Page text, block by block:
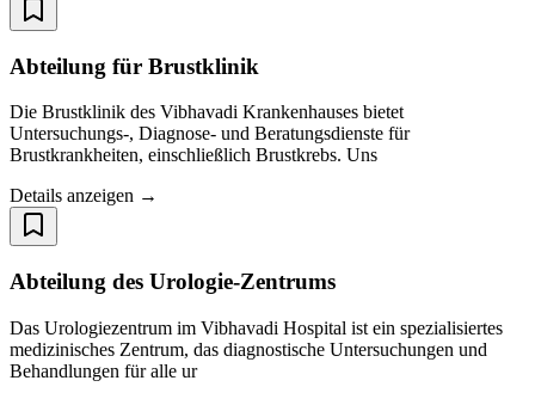
Abteilung für Brustklinik
Die Brustklinik des Vibhavadi Krankenhauses bietet
Untersuchungs-, Diagnose- und Beratungsdienste für
Brustkrankheiten, einschließlich Brustkrebs. Uns
Details anzeigen →
Abteilung des Urologie-Zentrums
Das Urologiezentrum im Vibhavadi Hospital ist ein spezialisiertes
medizinisches Zentrum, das diagnostische Untersuchungen und
Behandlungen für alle ur